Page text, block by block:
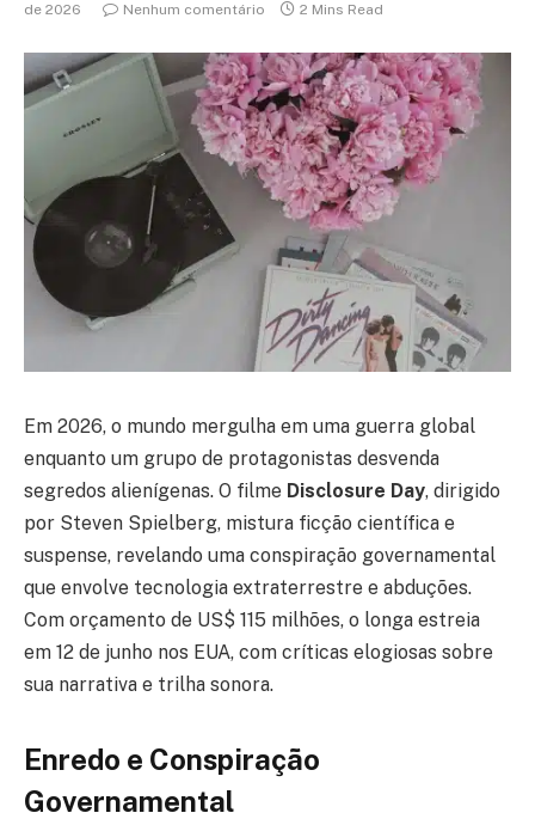
de 2026
Nenhum comentário 2 Mins Read
Em 2026, o mundo mergulha em uma guerra global
enquanto um grupo de protagonistas desvenda
segredos alienígenas. O filme Disclosure Day, dirigido
por Steven Spielberg, mistura ficção científica e
suspense, revelando uma conspiração governamental
que envolve tecnologia extraterrestre e abduções.
Com orçamento de US$ 115 milhões, o longa estreia
em 12 de junho nos EUA, com críticas elogiosas sobre
sua narrativa e trilha sonora.
Enredo e Conspiração
Governamental